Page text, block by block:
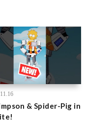
& Spider-Pig in